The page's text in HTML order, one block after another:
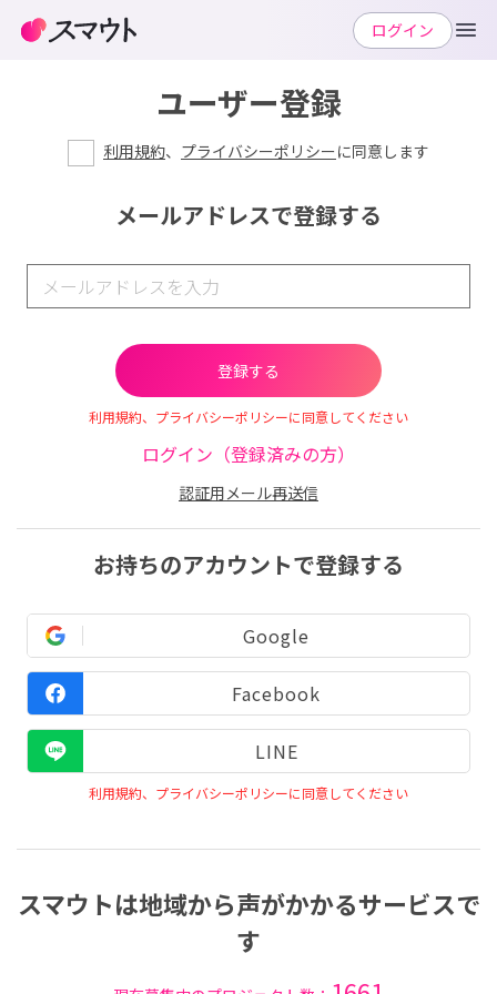
ユーザー登録
利用規約、 プライバシーポリシーに同意します
メールアドレスで登録する
利用規約、プライバシーポリシーに同意してください
ログイン（登録済みの方）
認証用メール再送信
お持ちのアカウントで登録する
Google
Facebook
LINE
利用規約、プライバシーポリシーに同意してください
スマウトは地域から声がかかるサービスで
す
ログイン